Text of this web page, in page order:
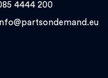
4444 200